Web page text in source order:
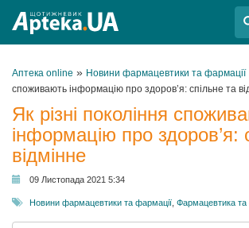
Аптека online » Новини фармацевтики та фармації
споживають інформацію про здоров’я: спільне та
Як різні покоління
інформацію про здоров’я:
відмінне
09 Листопада 2021 5:34
Новини фармацевтики та фармації Фармацевтика та